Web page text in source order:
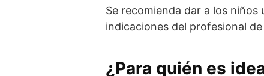
Se recomienda dar a los
indicaciones del profesional
¿Para quién es